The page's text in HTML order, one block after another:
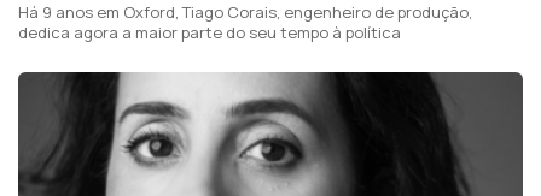
Há 9 anos em Oxford, Tiago Corais, engenheiro de produção,
dedica agora a maior parte do seu tempo à política